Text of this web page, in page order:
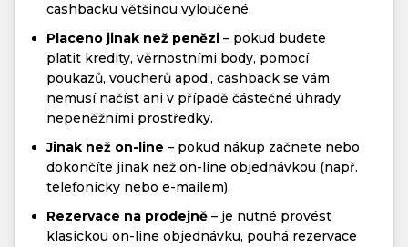
cashbacku většinou vyloučené.
Placeno jinak než penězi – pokud budete
platit kredity, věrnostními body, pomocí
poukazů, voucherů apod., cashback se vám
nemusí načíst ani v případě částečné úhrady
nepeněžními prostředky.
Jinak než on-line – pokud nákup začnete nebo
dokončíte jinak než on-line objednávkou (např.
telefonicky nebo e-mailem).
Rezervace na prodejně – je nutné provést
klasickou on-line objednávku, pouhá rezervace